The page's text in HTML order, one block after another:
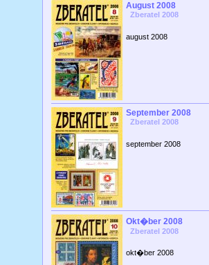
August 2008
Zberatel 2008
august 2008
September 2008
Zberatel 2008
september 2008
Okt�ber 2008
Zberatel 2008
okt�ber 2008